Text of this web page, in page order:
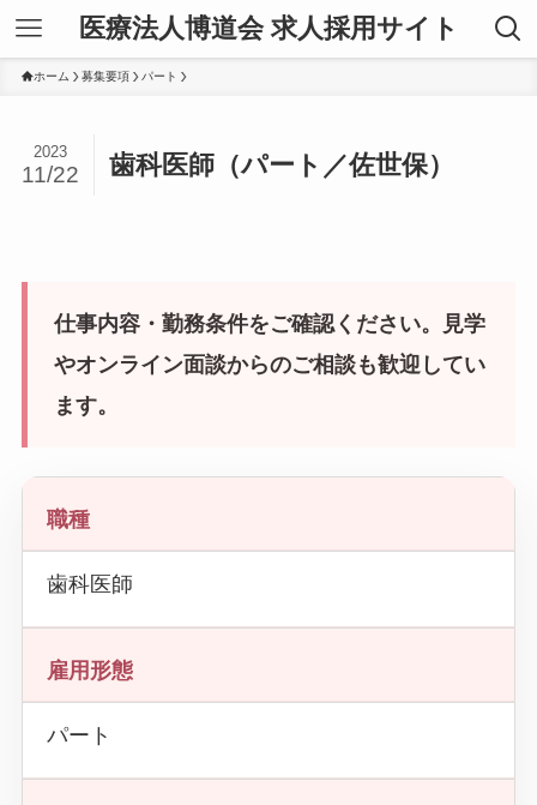
医療法人博道会 求人採用サイト
ホーム 募集要項 パート
歯科医師（パート／佐世保）
2023
11/22
仕事内容・勤務条件をご確認ください。見学
やオンライン面談からのご相談も歓迎してい
ます。
職種
歯科医師
雇用形態
パート